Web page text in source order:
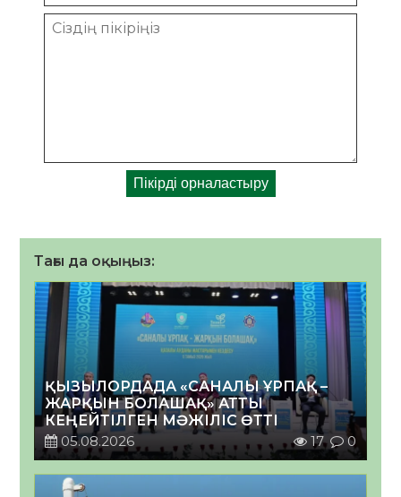
Тағы да оқыңыз:
ҚЫЗЫЛОРДАДА «САНАЛЫ ҰРПАҚ –
ЖАРҚЫН БОЛАШАҚ» АТТЫ
КЕҢЕЙТІЛГЕН МӘЖІЛІС ӨТТІ
05.08.2026
17 0